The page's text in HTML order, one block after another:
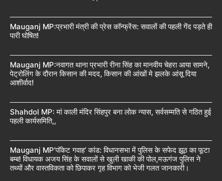
Mauganj MP:प्रभारी मंत्री की प्रेस कॉन्फ्रेंस: सवालों की पहली गेंद पड़ते ही
पारी घोषित!
Mauganj MP:नवागत थाना प्रभारी रीना सिंह का मानवीय चेहरा आया सामने,
पेट्रोलिंग के दौरान किसान की मदद, किसान की आंखों मे झलके आंसू दिया
आशीर्वाद!
Shahdol MP: मां काली मंदिर सिंहपुर बना लोक न्यास, सर्वसम्मति से गठित हुई
पहली कार्यसमिति,,
Mauganj MP’पॉकेट गवाह’ कांड: विधानसभा में पुलिस के सफेद झूठ का फूटा
बम्ब! विधायक अजय सिंह के सवालों से खुली खाकी की पोल,मऊगंज पुलिस ने
तथ्यों और वास्तविकता को छिपाकर गृह विभाग को भेजी गलत जानकारी।